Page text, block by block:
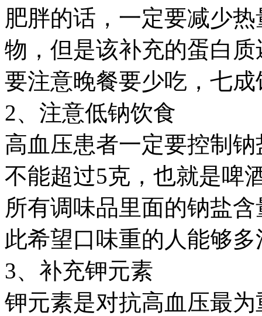
肥胖的话，一定要减少
物，但是该补充的蛋白
要注意晚餐要少吃，七
2、注意低钠饮食
高血压患者一定要控制
不能超过5克，也就是啤
所有调味品里面的钠盐
此希望口味重的人能够
3、补充钾元素
钾元素是对抗高血压最